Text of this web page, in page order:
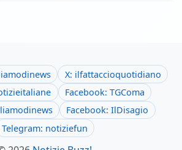
X: ilfattaccioquotidiano
Facebook: TGComa
Facebook: IlDisagio
Telegram: notiziefun